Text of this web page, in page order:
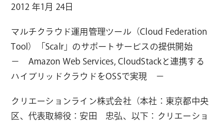
2012 年1月 24日
マルチクラウド運用管理ツール（Cloud Federation
Tool）「Scalr」のサポートサービスの提供開始
－ Amazon Web Services, CloudStackと連携する
ハイブリッドクラウドをOSSで実現 －
クリエーションライン株式会社（本社：東京都中央
区、代表取締役：安田 忠弘、以下：クリエーショ